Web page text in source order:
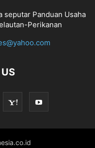
seputar Panduan Usaha
Perikanan